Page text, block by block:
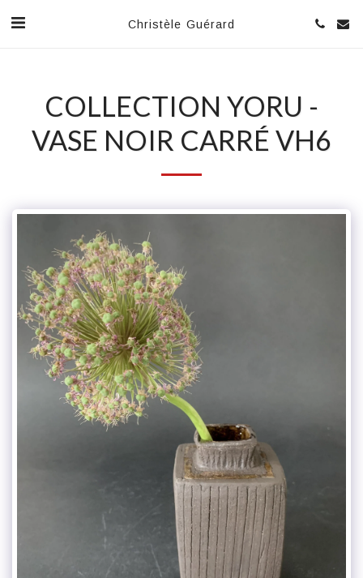
Christèle Guérard
COLLECTION YORU -
VASE NOIR CARRÉ VH6